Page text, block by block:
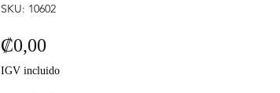
SKU: 10602
₡0,00
IGV incluido